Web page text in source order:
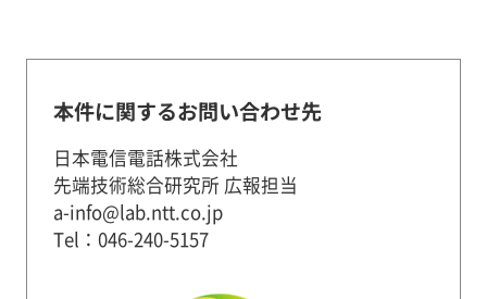
本件に関するお問い合わせ先
日本電信電話株式会社
先端技術総合研究所 広報担当
a-info@lab.ntt.co.jp
Tel：046-240-5157